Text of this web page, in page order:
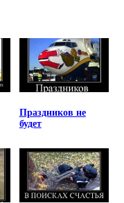
Праздников не
будет